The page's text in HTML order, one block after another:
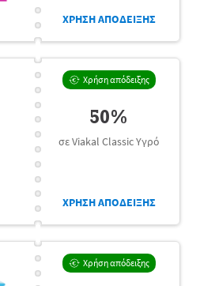
ΧΡΗΣΗ ΑΠΟΔΕΙΞΗΣ
Χρήση απόδειξης
50%
σε Viakal Classic Υγρό
ΧΡΗΣΗ ΑΠΟΔΕΙΞΗΣ
Χρήση απόδειξης